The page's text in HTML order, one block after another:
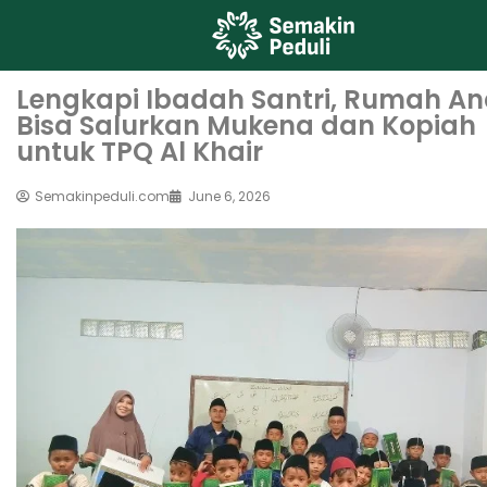
Lengkapi Ibadah Santri, Rumah
Bisa Salurkan Mukena dan Kopiah
untuk TPQ Al Khair
Semakinpeduli.com June 6, 2026